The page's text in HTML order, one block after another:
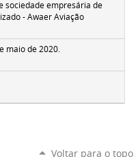
sociedade empresária de
- Awaer Aviação
maio de 2020.
Voltar para o topo